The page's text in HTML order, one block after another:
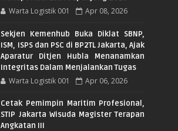
Warta Logistik 001 Apr 08, 2026
Sekjen Kemenhub Buka Diklat SBNP,
ISM, ISPS dan PSC di BP2TL Jakarta, Ajak
Aparatur Ditjen Hubla Menanamkan
Integritas Dalam Menjalankan Tugas
Warta Logistik 001 Apr 06, 2026
Cetak Pemimpin Maritim Profesional,
STIP Jakarta Wisuda Magister Terapan
Angkatan III